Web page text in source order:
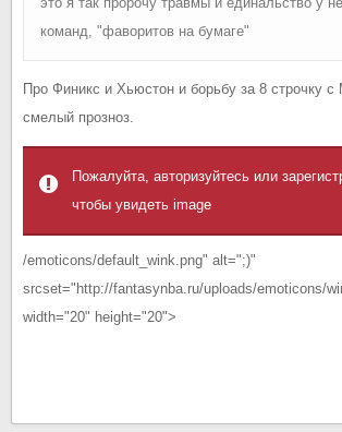
команд, "фаворитов на бумаге"
Про Финикс и Хьюстон и борьбу за 8 строчку
смелый прозноз.
Пожалуйта, авторизуйтесь или
чтобы увидеть image
/emoticons/default_wink.png" alt=";)"
srcset="http://fantasynba.ru/uploads/emoticons/
width="20" height="20">